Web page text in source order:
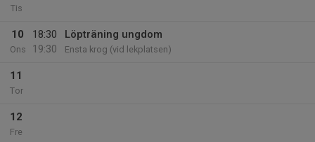
Tis
10
Ons
18:30
19:30
Löpträning ungdom
Ensta krog (vid lekplatsen)
11
Tor
12
Fre